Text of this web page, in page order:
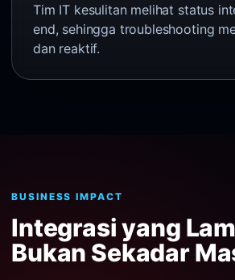
Tim IT kesulitan melihat status
end, sehingga troubleshooting
dan reaktif.
BUSINESS IMPACT
Integrasi yang
Bukan Sekadar